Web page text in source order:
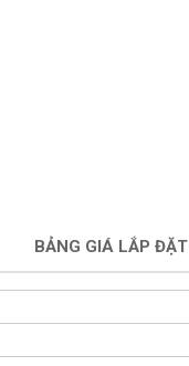
BẢNG GIÁ LẮP ĐẶT